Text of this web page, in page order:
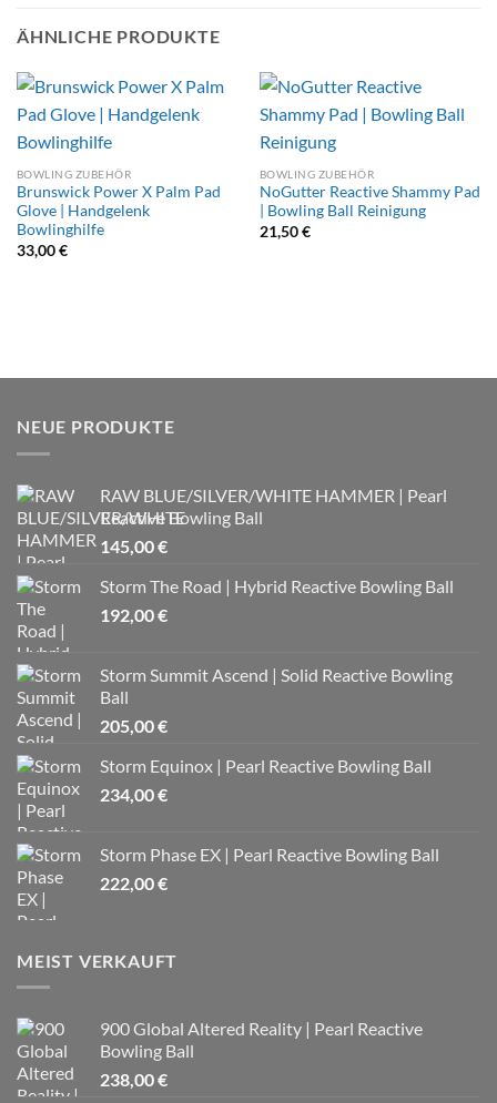
ÄHNLICHE PRODUKTE
BOWLING ZUBEHÖR
Brunswick Power X Palm Pad
Glove | Handgelenk
Bowlinghilfe
33,00€
BOWLING ZUBEHÖR
NoGutter Reactive Shammy Pad
| Bowling Ball Reinigung
21,50€
NEUE PRODUKTE
RAW BLUE/SILVER/WHITE HAMMER | Pearl
Reactive Bowling Ball
145,00€
Storm The Road | Hybrid Reactive Bowling Ball
192,00€
Storm Summit Ascend | Solid Reactive Bowling
Ball
205,00€
Storm Equinox | Pearl Reactive Bowling Ball
234,00€
Storm Phase EX | Pearl Reactive Bowling Ball
222,00€
MEIST VERKAUFT
900 Global Altered Reality | Pearl Reactive
Bowling Ball
238,00€